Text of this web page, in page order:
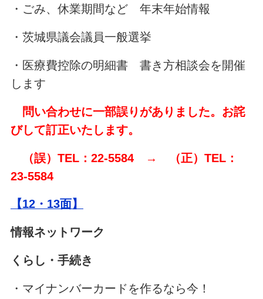
・ごみ、休業期間など 年末年始情報
・茨城県議会議員一般選挙
・医療費控除の明細書 書き方相談会を開催
します
問い合わせに一部誤りがありました。お詫
びして訂正いたします。
（誤）TEL：22-5584 → （正）TEL：
23-5584
【12・13面】
情報ネットワーク
くらし・手続き
・マイナンバーカードを作るなら今！